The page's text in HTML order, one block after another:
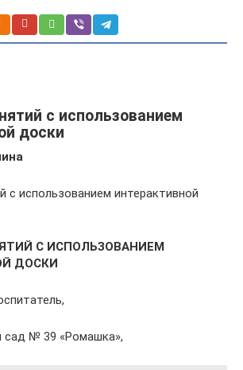
с использованием
доски
с использованием интерактивной
С ИСПОЛЬЗОВАНИЕМ
ДОСКИ
№ 39 «Ромашка»,